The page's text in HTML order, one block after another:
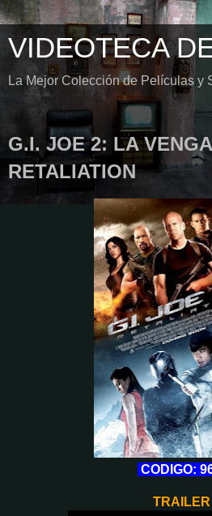
VIDEOTECA
La Mejor Colección de Películas y
G.I. JOE 2: LA
RETALIATION
CODIGO:
TRAILER